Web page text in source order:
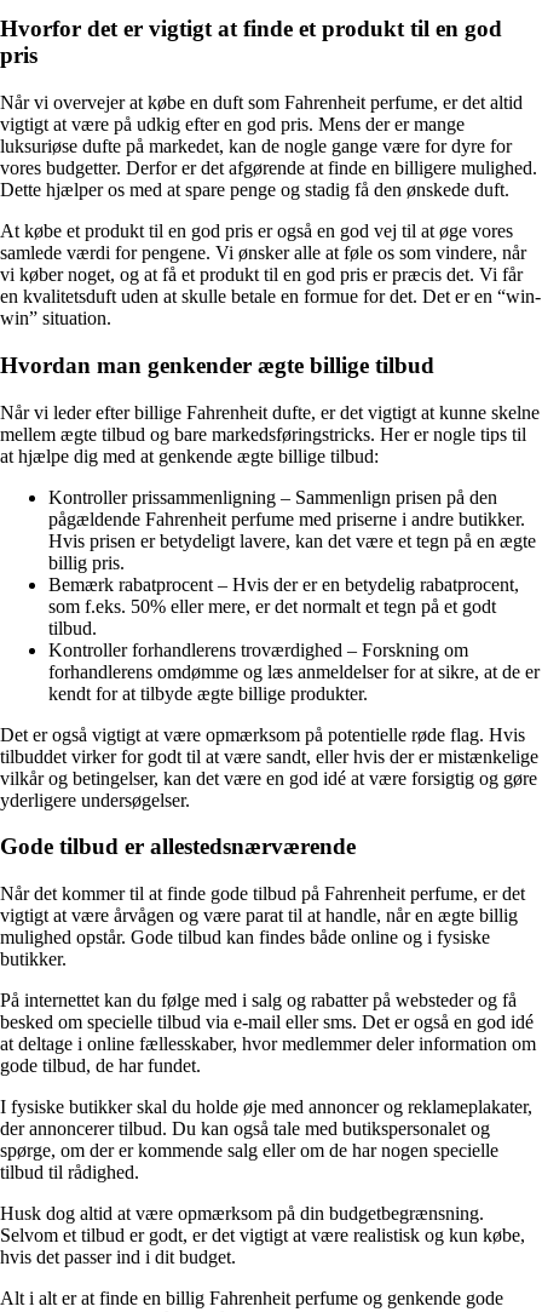
Hvorfor det er vigtigt at finde et produkt til en god
pris
Når vi overvejer at købe en duft som Fahrenheit perfume, er det altid
vigtigt at være på udkig efter en god pris. Mens der er mange
luksuriøse dufte på markedet, kan de nogle gange være for dyre for
vores budgetter. Derfor er det afgørende at finde en billigere mulighed.
Dette hjælper os med at spare penge og stadig få den ønskede duft.
At købe et produkt til en god pris er også en god vej til at øge vores
samlede værdi for pengene. Vi ønsker alle at føle os som vindere, når
vi køber noget, og at få et produkt til en god pris er præcis det. Vi får
en kvalitetsduft uden at skulle betale en formue for det. Det er en “win-
win” situation.
Hvordan man genkender ægte billige tilbud
Når vi leder efter billige Fahrenheit dufte, er det vigtigt at kunne skelne
mellem ægte tilbud og bare markedsføringstricks. Her er nogle tips til
at hjælpe dig med at genkende ægte billige tilbud:
Kontroller prissammenligning – Sammenlign prisen på den
pågældende Fahrenheit perfume med priserne i andre butikker.
Hvis prisen er betydeligt lavere, kan det være et tegn på en ægte
billig pris.
Bemærk rabatprocent – Hvis der er en betydelig rabatprocent,
som f.eks. 50% eller mere, er det normalt et tegn på et godt
tilbud.
Kontroller forhandlerens troværdighed – Forskning om
forhandlerens omdømme og læs anmeldelser for at sikre, at de er
kendt for at tilbyde ægte billige produkter.
Det er også vigtigt at være opmærksom på potentielle røde flag. Hvis
tilbuddet virker for godt til at være sandt, eller hvis der er mistænkelige
vilkår og betingelser, kan det være en god idé at være forsigtig og gøre
yderligere undersøgelser.
Gode tilbud er allestedsnærværende
Når det kommer til at finde gode tilbud på Fahrenheit perfume, er det
vigtigt at være årvågen og være parat til at handle, når en ægte billig
mulighed opstår. Gode tilbud kan findes både online og i fysiske
butikker.
På internettet kan du følge med i salg og rabatter på websteder og få
besked om specielle tilbud via e-mail eller sms. Det er også en god idé
at deltage i online fællesskaber, hvor medlemmer deler information om
gode tilbud, de har fundet.
I fysiske butikker skal du holde øje med annoncer og reklameplakater,
der annoncerer tilbud. Du kan også tale med butikspersonalet og
spørge, om der er kommende salg eller om de har nogen specielle
tilbud til rådighed.
Husk dog altid at være opmærksom på din budgetbegrænsning.
Selvom et tilbud er godt, er det vigtigt at være realistisk og kun købe,
hvis det passer ind i dit budget.
Alt i alt er at finde en billig Fahrenheit perfume og genkende gode